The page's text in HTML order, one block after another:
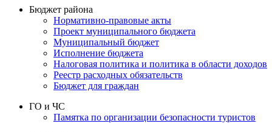
Бюджет района
Нормативно-правовые акты
Проект муниципального бюджета
Муниципальный бюджет
Исполнение бюджета
Налоговая политика и политика в области доходов
Реестр расходных обязательств
Бюджет для граждан
ГО и ЧС
Памятка по организации безопасности туристов